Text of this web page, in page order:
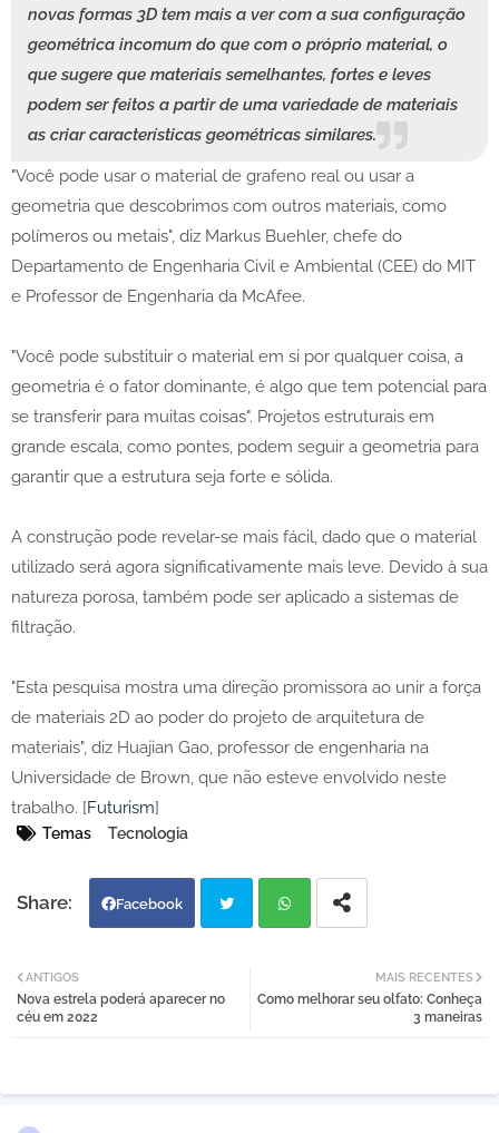
novas formas 3D tem mais a ver com a sua configuração
geométrica incomum do que com o próprio material, o
que sugere que materiais semelhantes, fortes e leves
podem ser feitos a partir de uma variedade de materiais
as criar características geométricas similares.
"Você pode usar o material de grafeno real ou usar a
geometria que descobrimos com outros materiais, como
polímeros ou metais", diz Markus Buehler, chefe do
Departamento de Engenharia Civil e Ambiental (CEE) do MIT
e Professor de Engenharia da McAfee.
"Você pode substituir o material em si por qualquer coisa, a
geometria é o fator dominante, é algo que tem potencial para
se transferir para muitas coisas". Projetos estruturais em
grande escala, como pontes, podem seguir a geometria para
garantir que a estrutura seja forte e sólida.
A construção pode revelar-se mais fácil, dado que o material
utilizado será agora significativamente mais leve. Devido à sua
natureza porosa, também pode ser aplicado a sistemas de
filtração.
"Esta pesquisa mostra uma direção promissora ao unir a força
de materiais 2D ao poder do projeto de arquitetura de
materiais", diz Huajian Gao, professor de engenharia na
Universidade de Brown, que não esteve envolvido neste
trabalho. [Futurism]
Temas Tecnologia
Facebook
tter atsa
MAIS RECENTES
Como melhorar seu olfato: Conheça
3 maneiras
ANTIGOS
Nova estrela poderá aparecer no
céu em 2022